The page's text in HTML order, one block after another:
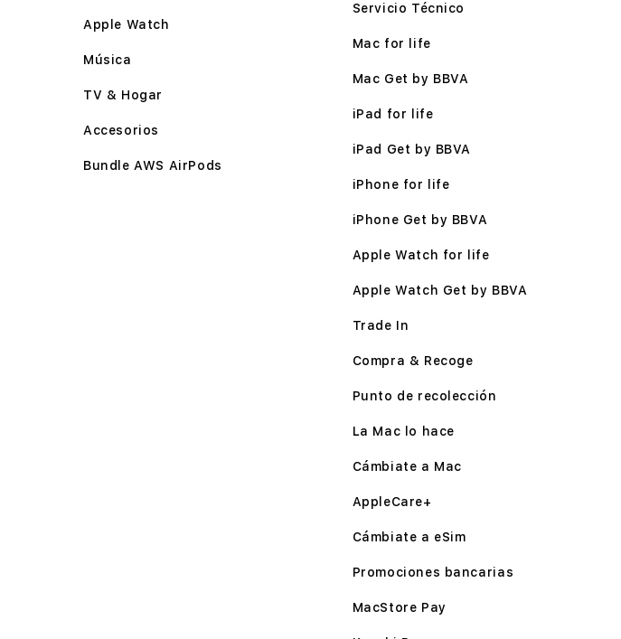
Apple Watch
Música
TV & Hogar
Accesorios
Bundle AWS AirPods
Servicio Técnico
Mac for life
Mac Get by BBVA
iPad for life
iPad Get by BBVA
iPhone for life
iPhone Get by BBVA
Apple Watch for life
Apple Watch Get by BBVA
Trade In
Compra & Recoge
Punto de recolección
La Mac lo hace
Cámbiate a Mac
AppleCare+
Cámbiate a eSim
Promociones bancarias
MacStore Pay